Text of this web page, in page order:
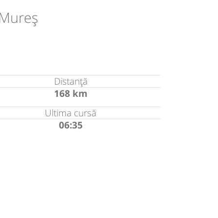
Distanță
168 km
Ultima cursă
06:35